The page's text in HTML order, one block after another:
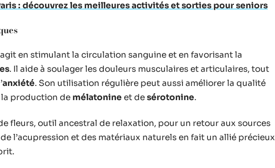
: découvrez les meilleures activités et sorties pour seniors
en stimulant la circulation sanguine et en favorisant la
. Il aide à soulager les douleurs musculaires et articulaires, tout
anxiété. Son utilisation régulière peut aussi améliorer la qualité
production de mélatonine et desérotonine.
fleurs, outil ancestral de relaxation, pour un retour aux sources
l’acupression et des matériaux naturels en fait un allié précieux